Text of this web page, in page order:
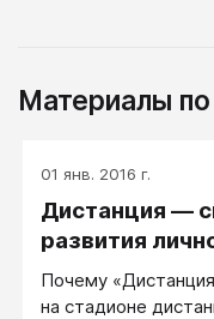
Материалы
01 янв. 2016 г.
Дистанция —
развития
Почему
на стадионе